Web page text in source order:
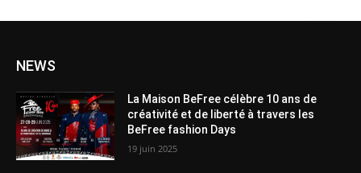
NEWS
La Maison BeFree célèbre 10 ans de
créativité et de liberté à travers les
BeFree fashion Days
19 juin 2025